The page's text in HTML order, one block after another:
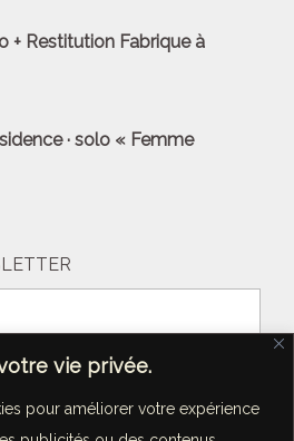
vie privée.
pour améliorer votre expérience
+ Restitution Fabrique à
· solo « Femme